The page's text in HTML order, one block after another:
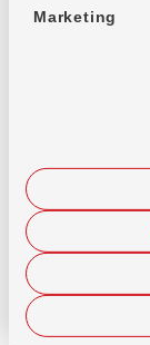
Marketing
Jetzt